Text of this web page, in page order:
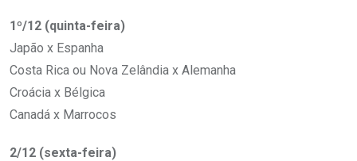
1º/12 (quinta-feira)
Japão x Espanha
Costa Rica ou Nova Zelândia x Alemanha
Croácia x Bélgica
Canadá x Marrocos
2/12 (sexta-feira)